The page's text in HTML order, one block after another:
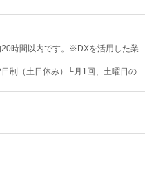
時間以内です。※DXを活用した業
制（土日休み）└月1回、土曜日の